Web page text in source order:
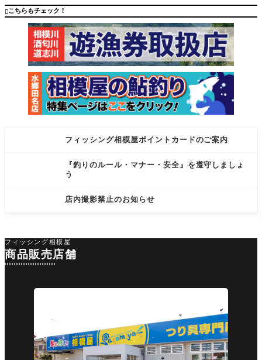
こちらもチェック！
フィッシング相模屋ポイントカードのご案内
『釣りのルール・マナー・安全』を遵守しましょ
う
店内撮影禁止のお知らせ
フィッシング相模屋
商品販売店舗